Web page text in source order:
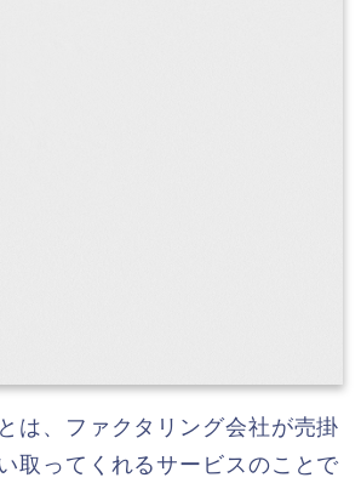
は、ファクタリング会社が売掛
取ってくれるサービスのことで